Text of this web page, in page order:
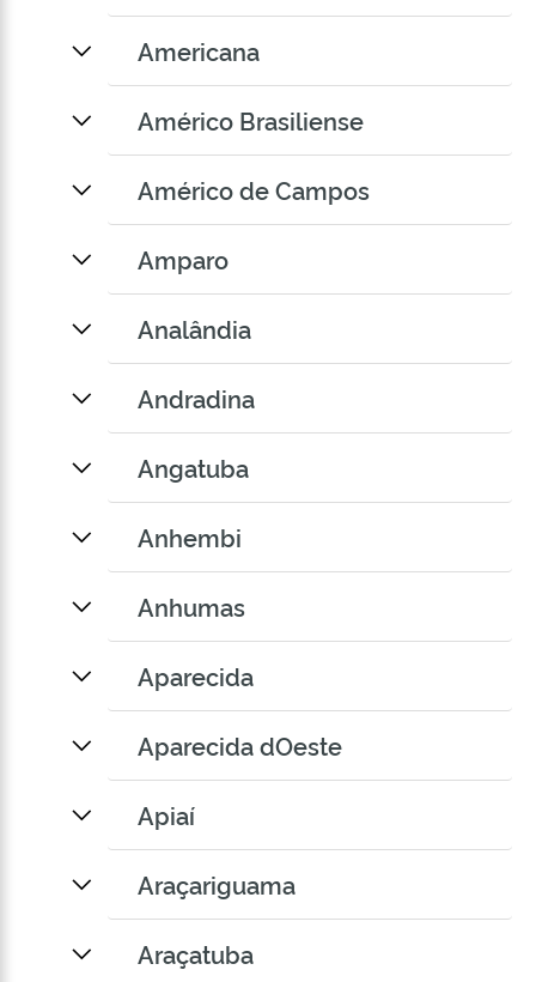
Americana
Américo Brasiliense
Américo de Campos
Amparo
Analândia
Andradina
Angatuba
Anhembi
Anhumas
Aparecida
Aparecida dOeste
Apiaí
Araçariguama
Araçatuba